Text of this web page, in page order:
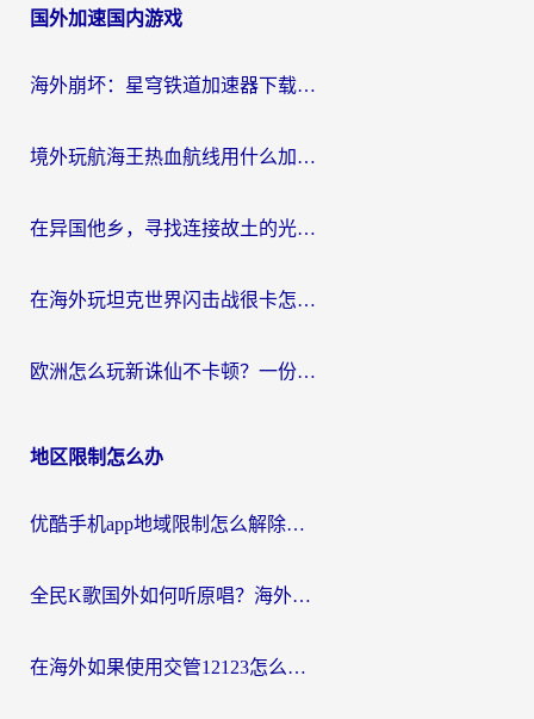
导
国外加速国内游戏
海外崩坏：星穹铁道加速器下载安装：一份给游子的终极网络指南
境外玩航海王热血航线用什么加速器？2026海外玩家实测最优方案（附欧洲问道堡垒前线加速技巧）
在异国他乡，寻找连接故土的光明大陆免费加速器
在海外玩坦克世界闪击战很卡怎么办？老玩家亲测有效的加速器选择指南
欧洲怎么玩新诛仙不卡顿？一份给海外游子的国服游戏畅玩指南
地区限制怎么办
优酷手机app地域限制怎么解除？海外党亲测有效的追剧方案
全民K歌国外如何听原唱？海外党亲测有效的回国加速器选择指南
在海外如果使用交管12123怎么处理？留学生亲测有效的回国加速方案